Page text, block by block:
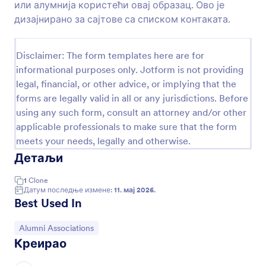
или алумнија користећи овај образац. Ово је
дизајнирано за сајтове са списком контаката.
Disclaimer: The form templates here are for
informational purposes only. Jotform is not providing
legal, financial, or other advice, or implying that the
forms are legally valid in all or any jurisdictions. Before
using any such form, consult an attorney and/or other
applicable professionals to make sure that the form
meets your needs, legally and otherwise.
Детаљи
1 Clone
Датум последње измене: 11. мај 2026.
Best Used In
Иди на категорију:
Alumni Associations
Креирао
Преглед